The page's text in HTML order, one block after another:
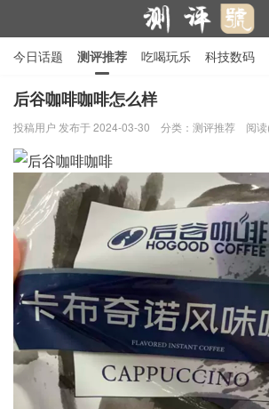
今日话题 测评推荐 吃喝玩乐 科技数码
行业产品 在线投稿 隐私政策
后谷咖啡咖啡怎么样
投稿用户 发布于 2024-03-30 分类： 测评推荐 阅